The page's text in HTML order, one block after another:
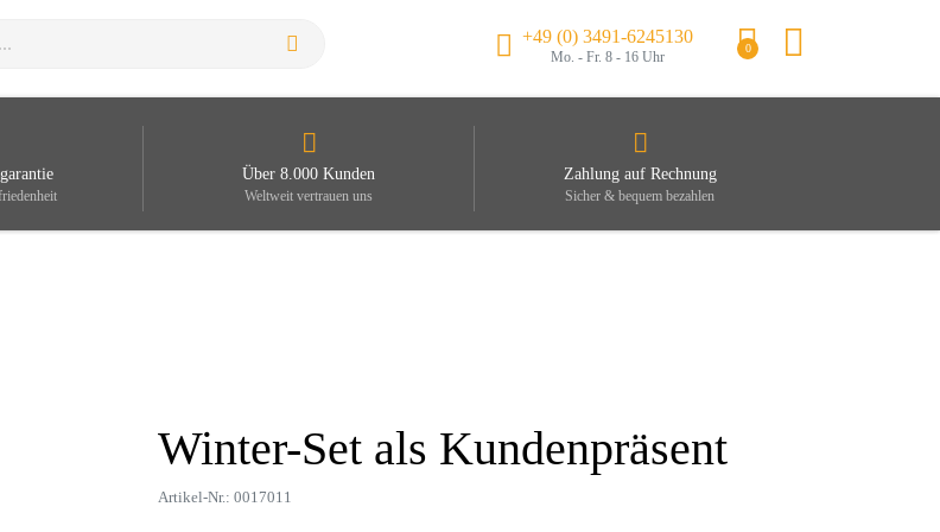
+49 (0) 3491-6245130
Mo. - Fr. 8 - 16 Uhr
0
Über 8.000 Kunden
Weltweit vertrauen uns
Zahlung auf Rechnung
Sicher & bequem bezahlen
Winter-Set als Kundenpräsent
Artikel-Nr.: 0017011